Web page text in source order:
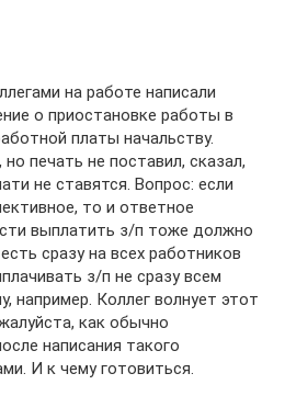
на работе написали
о приостановке работы в
платы начальству.
печать не поставил, сказал,
не ставятся. Вопрос: если
то и ответное
выплатить з/п тоже должно
сразу на всех работников
з/п не сразу всем
например. Коллег волнует этот
как обычно
написания такого
И к чему готовиться.